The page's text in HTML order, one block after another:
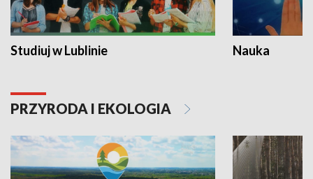
Studiuj w Lublinie Nauka
PRZYRODA I EKOLOGIA